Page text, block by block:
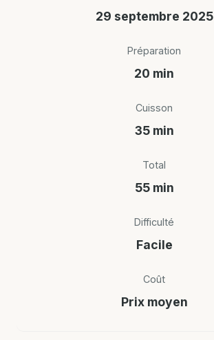
29 septembre 2025
Préparation
20 min
Cuisson
35 min
Total
55 min
Difficulté
Facile
Coût
Prix moyen